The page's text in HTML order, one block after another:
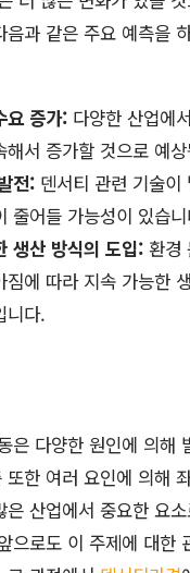
음과 같은 주요 예측을
요 증가: 다양한 산업에
해서 증가할 것으로 예
전: 덴서티 관련 기술이
줄어들 가능성이 있습
생산 방식의 도입: 환경
짐에 따라 지속 가능한
니다.
은 다양한 원인에 의해
또한 여러 요인에 의해
은 산업에서 중요한 요
으로도 이 주제에 대한